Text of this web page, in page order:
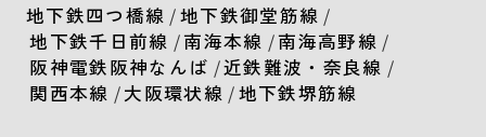
地下鉄四つ橋線 /地下鉄御堂筋線 /
地下鉄千日前線 /南海本線 /南海高野線 /
阪神電鉄阪神なんば /近鉄難波・奈良線 /
関西本線 /大阪環状線 /地下鉄堺筋線